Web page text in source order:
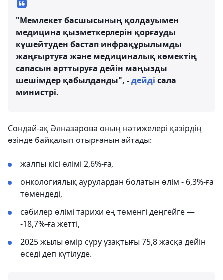
"Мемлекет басшысының қолдауымен
медицина қызметкерлерін қорғауды
күшейтуден бастап инфрақұрылымды
жаңғыртуға және медициналық көмектің
сапасын арттыруға дейін маңызды
шешімдер қабылданды", -дейді сала
министрі.
Сондай-ақ Әлназарова оның нәтижелері қазірдің
өзінде байқалып отырғанын айтады:
жалпы кісі өлімі 2,6%-ға,
онкологиялық аурулардан болатын өлім - 6,3%-ға
төмендеді,
сәбилер өлімі тарихи ең төменгі деңгейге —
-18,7%-ға жетті,
2025 жылы өмір сүру ұзақтығы 75,8 жасқа дейін
өседі деп күтілуде.